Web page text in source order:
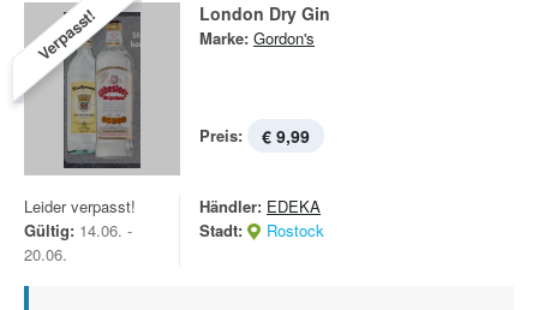
Verpasst! London Dry Gin
Marke: Gordon's
Preis: € 9,99
Leider verpasst!
Gültig: 14.06. -
20.06.
Händler: EDEKA
Stadt:
Rostock